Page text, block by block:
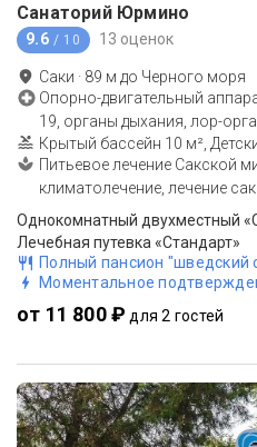
Санаторий Юрмино
9.6 / 10 13 оценок
Саки · 89 м до Черного моря
Опорно-двигательный
19, органы дыхания, лор-
Крытый бассейн 10 м²,
Питьевое лечение Сакской
климатолечение, лечение
Однокомнатный двухместный
Лечебная путевка «Стандарт»
Полный пансион "шведский
Моментальное
от 11 800 ₽ для 2 гостей